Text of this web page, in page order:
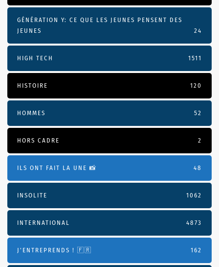
GÉNÉRATION Y: CE QUE LES JEUNES PENSENT DES
JEUNES
24
HIGH TECH 1511
HISTOIRE 120
HOMMES 52
HORS CADRE 2
ILS ONT FAIT LA UNE 📸 48
INSOLITE 1062
INTERNATIONAL 4873
J'ENTREPRENDS ! 🇫🇷 162